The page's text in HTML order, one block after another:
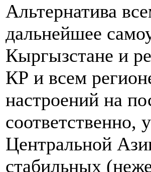
Альтернатива
дальнейшее
Кыргызстане и
КР и всем
настроений на
соответственно,
Центральной
стабильных